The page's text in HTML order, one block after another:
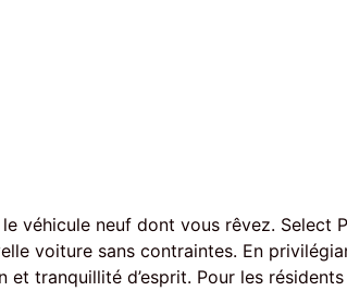
véhicule neuf dont vous rêvez. Select
voiture sans contraintes. En
tranquillité d’esprit. Pour les